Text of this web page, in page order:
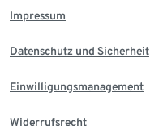
Impressum
Datenschutz und Sicherheit
Einwilligungsmanagement
Widerrufsrecht